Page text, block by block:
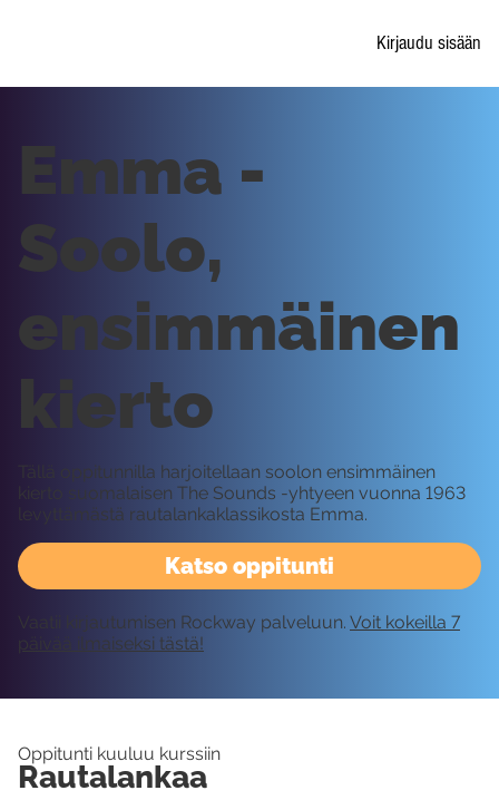
Kirjaudu sisään
Katso oppitunti
Emma -
Soolo,
ensimmäinen
kierto
Tällä oppitunnilla harjoitellaan soolon ensimmäinen
kierto suomalaisen The Sounds -yhtyeen vuonna 1963
levyttämästä rautalankaklassikosta Emma.
Vaatii kirjautumisen Rockway palveluun. Voit kokeilla 7
päivää ilmaiseksi tästä!
Oppitunti kuuluu kurssiin
Rautalankaa